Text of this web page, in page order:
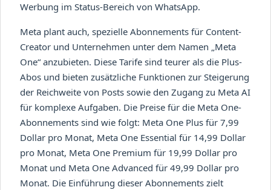
Werbung im Status-Bereich von WhatsApp.
Meta plant auch, spezielle Abonnements für Content-
Creator und Unternehmen unter dem Namen „Meta
One“ anzubieten. Diese Tarife sind teurer als die Plus-
Abos und bieten zusätzliche Funktionen zur Steigerung
der Reichweite von Posts sowie den Zugang zu Meta AI
für komplexe Aufgaben. Die Preise für die Meta One-
Abonnements sind wie folgt: Meta One Plus für 7,99
Dollar pro Monat, Meta One Essential für 14,99 Dollar
pro Monat, Meta One Premium für 19,99 Dollar pro
Monat und Meta One Advanced für 49,99 Dollar pro
Monat. Die Einführung dieser Abonnements zielt